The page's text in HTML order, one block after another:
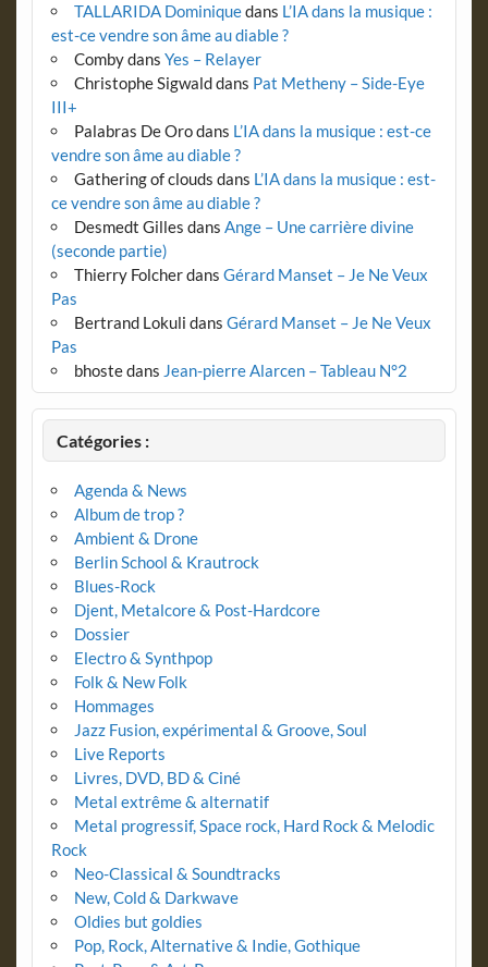
TALLARIDA Dominiquedans L’IA dans la musique :
est-ce vendre son âme au diable ?
Combydans Yes – Relayer
Christophe Sigwalddans Pat Metheny – Side-Eye
III+
Palabras De Orodans L’IA dans la musique : est-ce
vendre son âme au diable ?
Gathering of clouds dans L’IA dans la musique : est-
ce vendre son âme au diable ?
Desmedt Gilles dans Ange – Une carrière divine
(seconde partie)
Thierry Folcherdans Gérard Manset – Je Ne Veux
Pas
Bertrand Lokuli dans Gérard Manset – Je Ne Veux
Pas
bhostedans Jean-pierre Alarcen – Tableau N°2
Catégories :
Agenda & News
Album de trop ?
Ambient & Drone
Berlin School & Krautrock
Blues-Rock
Djent, Metalcore & Post-Hardcore
Dossier
Electro & Synthpop
Folk & New Folk
Hommages
Jazz Fusion, expérimental & Groove, Soul
Live Reports
Livres, DVD, BD & Ciné
Metal extrême & alternatif
Metal progressif, Space rock, Hard Rock & Melodic
Rock
Neo-Classical & Soundtracks
New, Cold & Darkwave
Oldies but goldies
Pop, Rock, Alternative & Indie, Gothique